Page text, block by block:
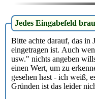
Jedes Eingabefeld
Bitte achte darauf, das
eingetragen ist. Auch
usw." nichts angeben
einen Wert, um zu
gesehen hast - ich weiß,
Gründen ist das leider